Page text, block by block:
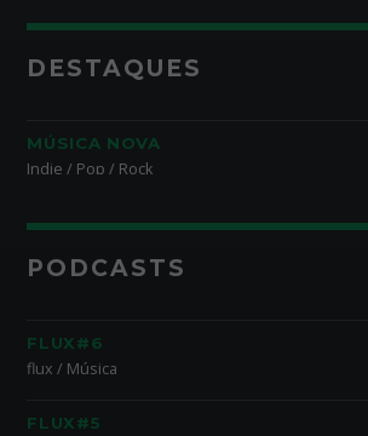
DESTAQUES
MÚSICA NOVA
Indie / Pop / Rock
PODCASTS
FLUX#6
flux / Música
FLUX#5